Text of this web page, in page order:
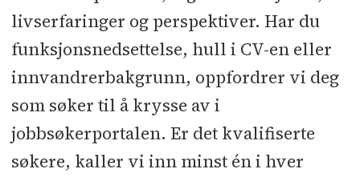
livserfaringer og perspektiver. Har du
funksjonsnedsettelse, hull i CV-en eller
innvandrerbakgrunn, oppfordrer vi deg
som søker til å krysse av i
jobbsøkerportalen. Er det kvalifiserte
søkere, kaller vi inn minst én i hver